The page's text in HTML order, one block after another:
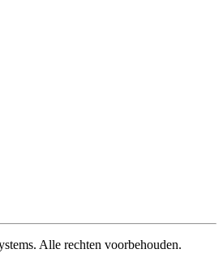
Alle rechten voorbehouden.